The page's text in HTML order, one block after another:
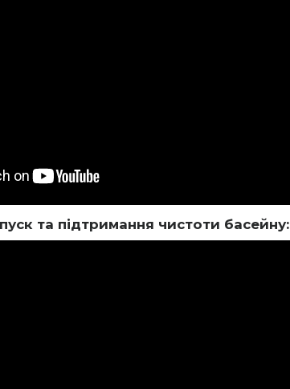
та підтримання чистоти басейну: